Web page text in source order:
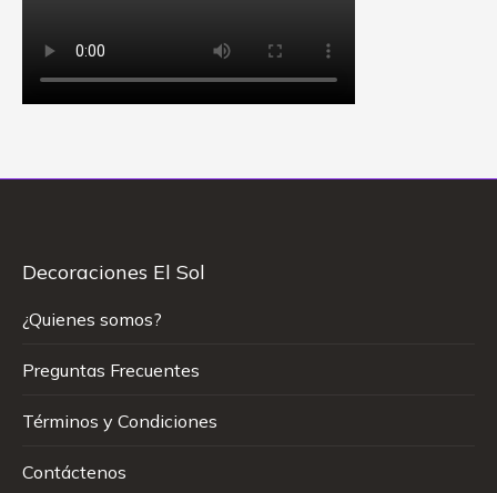
Decoraciones El Sol
¿Quienes somos?
Preguntas Frecuentes
Términos y Condiciones
Contáctenos